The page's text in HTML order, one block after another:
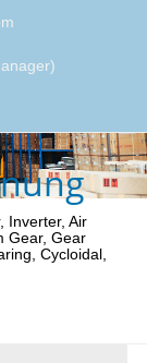
Inverter, Air
Gear, Gear
Cycloidal,